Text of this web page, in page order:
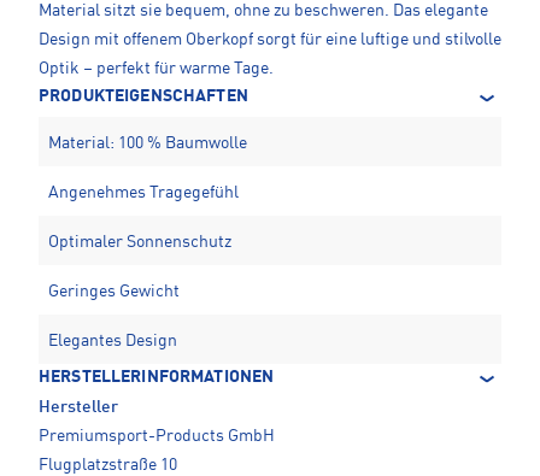
Material sitzt sie bequem, ohne zu beschweren. Das elegante
Design mit offenem Oberkopf sorgt für eine luftige und stilvolle
Optik – perfekt für warme Tage.
PRODUKTEIGENSCHAFTEN
Material: 100 % Baumwolle
Angenehmes Tragegefühl
Optimaler Sonnenschutz
Geringes Gewicht
Elegantes Design
HERSTELLERINFORMATIONEN
Hersteller
Premiumsport-Products GmbH
Flugplatzstraße 10